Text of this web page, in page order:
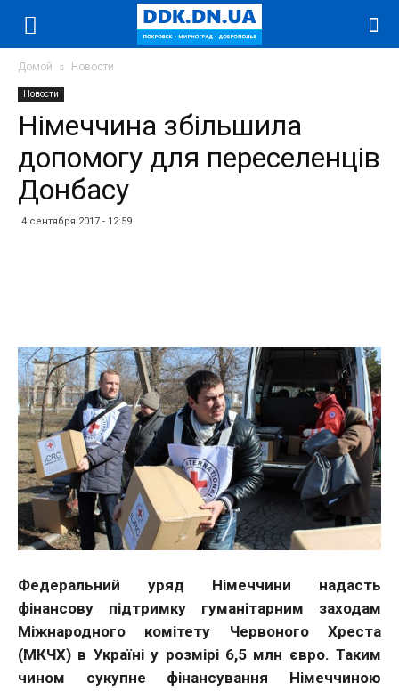
Домой Новости
Новости
Німеччина збільшила
допомогу для переселенців
Донбасу
4 сентября 2017 - 12:59
Федеральний уряд Німеччини надасть
фінансову підтримку гуманітарним заходам
Міжнародного комітету Червоного Хреста
(МКЧХ) в Україні у розмірі 6,5 млн євро. Таким
чином сукупне фінансування Німеччиною